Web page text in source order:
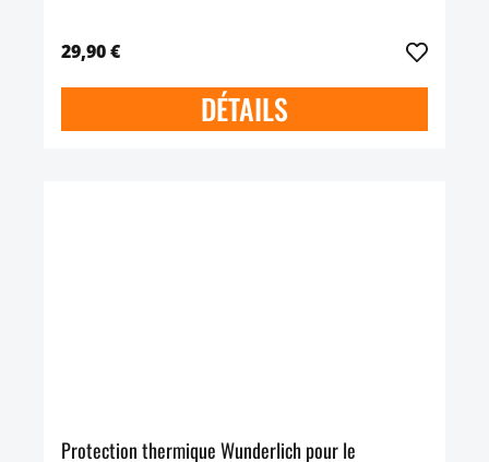
29,90 €
DÉTAILS
Protection thermique Wunderlich pour le